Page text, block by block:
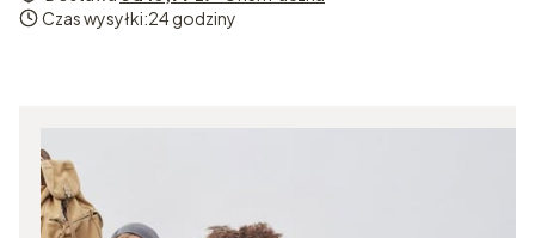
Czas wysyłki:24 godziny